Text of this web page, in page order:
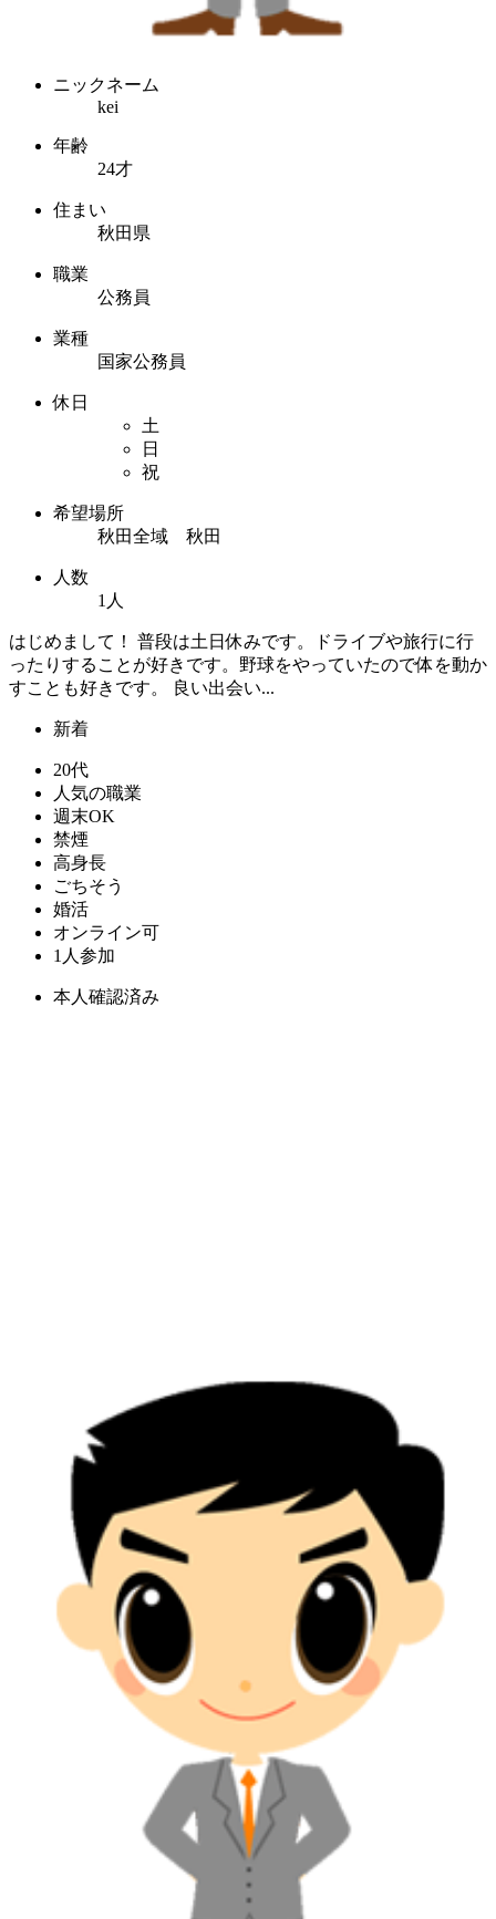
ニックネーム
kei
年齢
24才
住まい
秋田県
職業
公務員
業種
国家公務員
休日
土
日
祝
希望場所
秋田全域 秋田
人数
1人
はじめまして！ 普段は土日休みです。ドライブや旅行に行
ったりすることが好きです。野球をやっていたので体を動か
すことも好きです。 良い出会い...
新着
20代
人気の職業
週末OK
禁煙
高身長
ごちそう
婚活
オンライン可
1人参加
本人確認済み